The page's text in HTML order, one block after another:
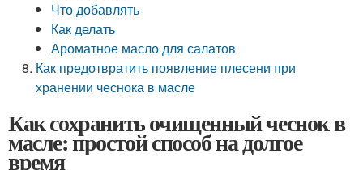
Что добавлять
Как делать
Ароматное масло для салатов
Как предотвратить появление плесени при
хранении чеснока в масле
Как сохранить очищенный чеснок в
масле: простой способ на долгое
время